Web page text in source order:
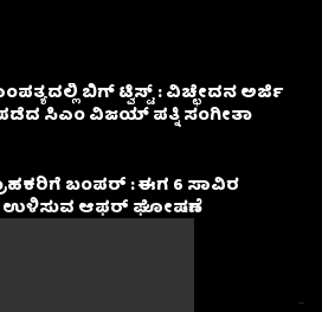
ಬಿಗ್ ಟ್ವಿಸ್ಟ್ : ವಿಚ್ಛೇದನ ಅರ್ಜಿ
ಸಿಎಂ ವಿಜಯ್ ಪತ್ನಿ ಸಂಗೀತಾ‌
ಬಂಪರ್ : ಈಗ 6 ಸಾವಿರ
ಆಫರ್ ಘೋಷಣೆ